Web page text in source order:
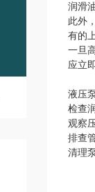
润滑
此外
有的
一旦
应立
液压
检查
观察
排查
清理